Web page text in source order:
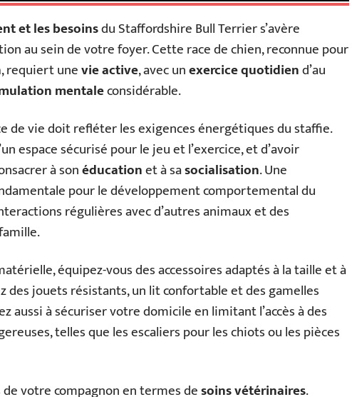
et les besoinsdu Staffordshire Bull Terrier s’avère
au sein de votre foyer. Cette race de chien, reconnue pour
, requiert unevie active, avec unexercice quotidiend’au
mentaleconsidérable.
de vie doit refléter les exigences énergétiques du staffie.
espace sécurisé pour le jeu et l’exercice, et d’avoir
à sonéducationet à sasocialisation. Une
pour le développement comportemental du
régulières avec d’autres animaux et des
équipez-vous des accessoires adaptés à la taille et à
des jouets résistants, un lit confortable et des gamelles
aussi à sécuriser votre domicile en limitant l’accès à des
telles que les escaliers pour les chiots ou les pièces
votre compagnon en termes desoins vétérinaires.